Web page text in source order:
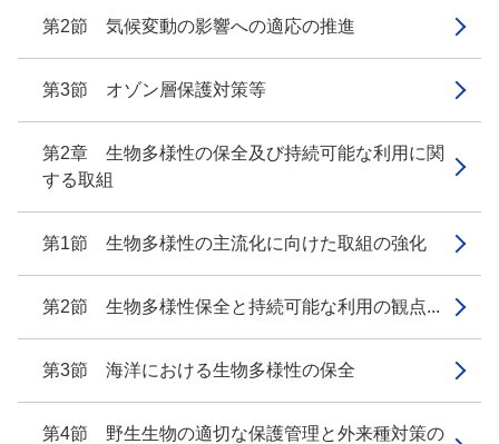
第2節 気候変動の影響への適応の推進
第3節 オゾン層保護対策等
第2章 生物多様性の保全及び持続可能な利用に関
する取組
第1節 生物多様性の主流化に向けた取組の強化
第2節 生物多様性保全と持続可能な利用の観点...
第3節 海洋における生物多様性の保全
第4節 野生生物の適切な保護管理と外来種対策の